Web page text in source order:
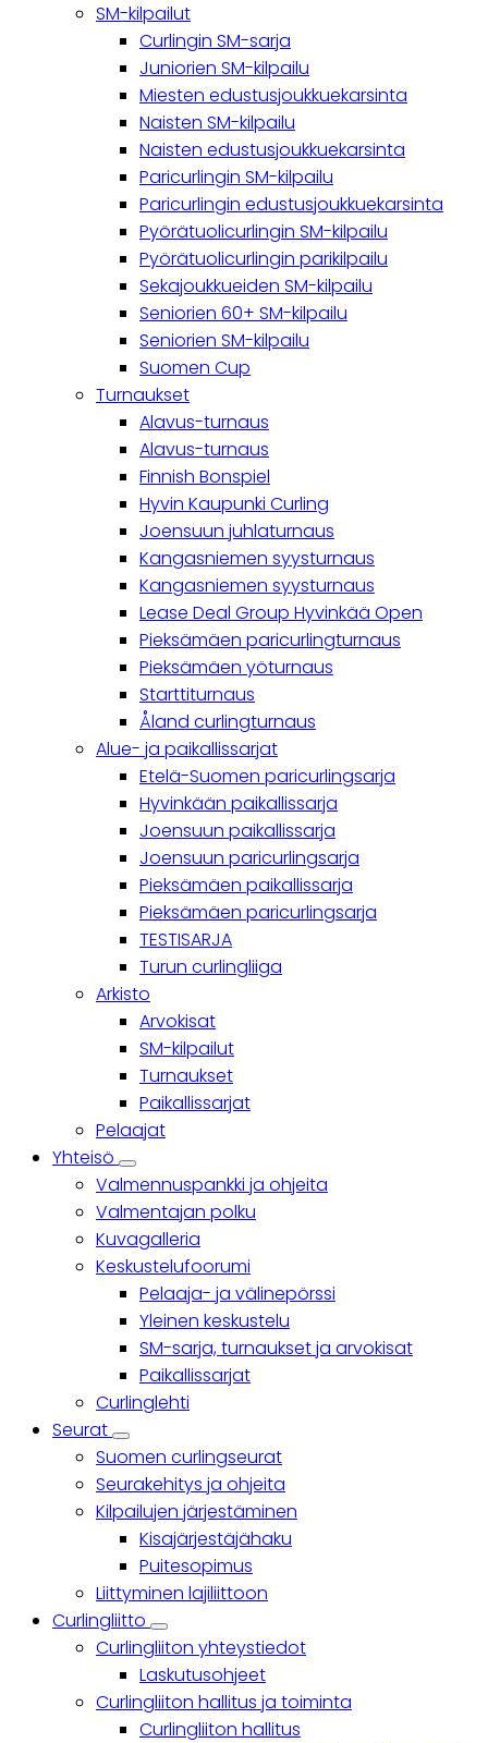
SM-kilpailut
Curlingin SM-sarja
Juniorien SM-kilpailu
Miesten edustusjoukkuekarsinta
Naisten SM-kilpailu
Naisten edustusjoukkuekarsinta
Paricurlingin SM-kilpailu
Paricurlingin edustusjoukkuekarsinta
Pyörätuolicurlingin SM-kilpailu
Pyörätuolicurlingin parikilpailu
Sekajoukkueiden SM-kilpailu
Seniorien 60+ SM-kilpailu
Seniorien SM-kilpailu
Suomen Cup
Turnaukset
Alavus-turnaus
Alavus-turnaus
Finnish Bonspiel
Hyvin Kaupunki Curling
Joensuun juhlaturnaus
Kangasniemen syysturnaus
Kangasniemen syysturnaus
Lease Deal Group Hyvinkää Open
Pieksämäen paricurlingturnaus
Pieksämäen yöturnaus
Starttiturnaus
Åland curlingturnaus
Alue- ja paikallissarjat
Etelä-Suomen paricurlingsarja
Hyvinkään paikallissarja
Joensuun paikallissarja
Joensuun paricurlingsarja
Pieksämäen paikallissarja
Pieksämäen paricurlingsarja
TESTISARJA
Turun curlingliiga
Arkisto
Arvokisat
SM-kilpailut
Turnaukset
Paikallissarjat
Pelaajat
Yhteisö
Yhteisö
sub-
navigation
Valmennuspankki ja ohjeita
Valmentajan polku
Kuvagalleria
Keskustelufoorumi
Pelaaja- ja välinepörssi
Yleinen keskustelu
SM-sarja, turnaukset ja arvokisat
Paikallissarjat
Curlinglehti
Seurat
Seurat
sub-
navigation
Suomen curlingseurat
Seurakehitys ja ohjeita
Kilpailujen järjestäminen
Kisajärjestäjähaku
Puitesopimus
Liittyminen lajiliittoon
Curlingliitto
Curlingliitto
sub-
navigation
Curlingliiton yhteystiedot
Laskutusohjeet
Curlingliiton hallitus ja toiminta
Curlingliiton hallitus